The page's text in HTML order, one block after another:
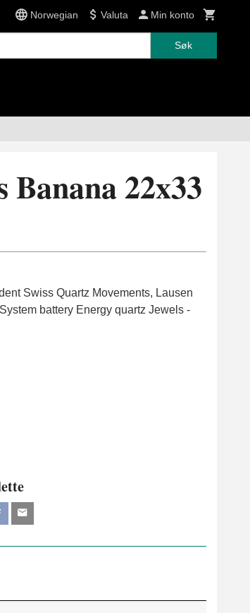
Norwegian Valuta Min konto
Søk
Banana 22x33
Swiss Quartz Movements, Lausen
battery Energy quartz Jewels -